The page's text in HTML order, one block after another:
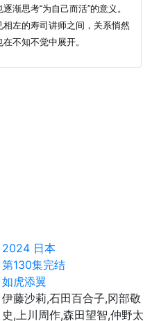
渐思考“为自己而活”的意义。
左的寿司讲师之间，关系悄然
不知不觉中展开。
2024 日本
第130集完结
如虎添翼
伊藤沙莉,石田百合子,冈部敬
史,上川周作,森田望智,仲野太